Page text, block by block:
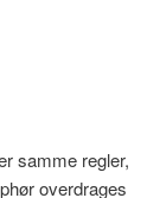
samme regler,
overdrages